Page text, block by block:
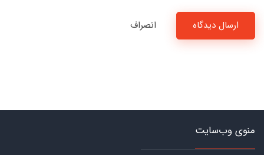
ارسال دیدگاه انصراف
منوی وب‌سایت